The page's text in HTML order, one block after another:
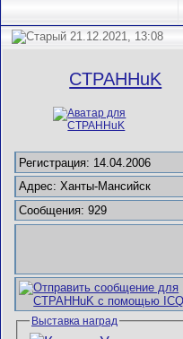
21.12.2021, 13:08
CTPAHHuK
Регистрация: 14.04.2006
Адрес: Ханты-Мансийск
Сообщения: 929
Выставка наград